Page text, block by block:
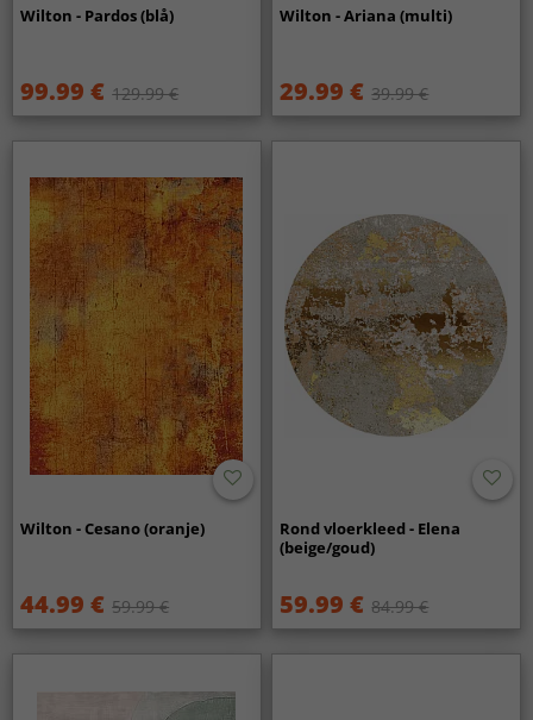
Wilton - Pardos (blå)
99.99 € 129.99 €
Wilton - Ariana (multi)
29.99 € 39.99 €
Wilton - Cesano (oranje)
44.99 € 59.99 €
Rond vloerkleed - Elena
(beige/goud)
59.99 € 84.99 €